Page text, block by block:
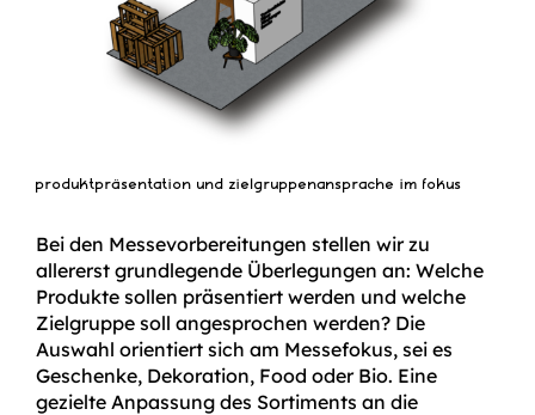
produktpräsentation und zielgruppenansprache im fokus
Bei den Messevorbereitungen stellen wir zu
allererst grundlegende Überlegungen an: Welche
Produkte sollen präsentiert werden und welche
Zielgruppe soll angesprochen werden? Die
Auswahl orientiert sich am Messefokus, sei es
Geschenke, Dekoration, Food oder Bio. Eine
gezielte Anpassung des Sortiments an die